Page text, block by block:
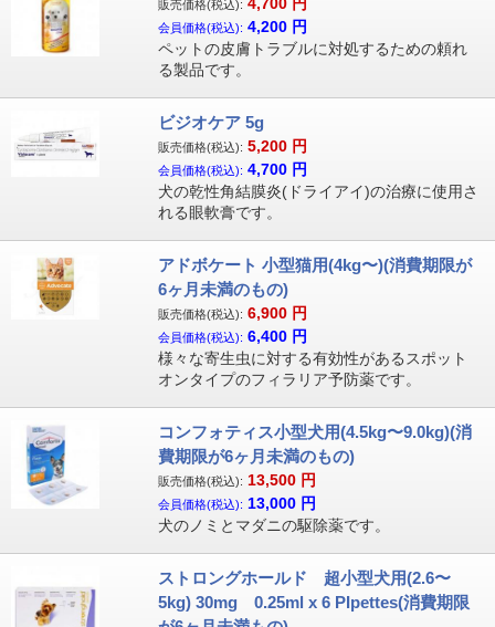
販売価格(税込):
会員価格(税込): 4,200 円
ペットの皮膚トラブルに対処するための頼れ
る製品です。
ビジオケア 5g
販売価格(税込): 5,200 円
会員価格(税込): 4,700 円
犬の乾性角結膜炎(ドライアイ)の治療に使用さ
れる眼軟膏です。
アドボケート 小型猫用(4kg〜)(消費期限が
6ヶ月未満のもの)
販売価格(税込): 6,900 円
会員価格(税込): 6,400 円
様々な寄生虫に対する有効性があるスポット
オンタイプのフィラリア予防薬です。
コンフォティス小型犬用(4.5kg〜9.0kg)(消
費期限が6ヶ月未満のもの)
販売価格(税込): 13,500 円
会員価格(税込): 13,000 円
犬のノミとマダニの駆除薬です。
ストロングホールド 超小型犬用(2.6〜
5kg) 30mg 0.25ml x 6 PIpettes(消費期限